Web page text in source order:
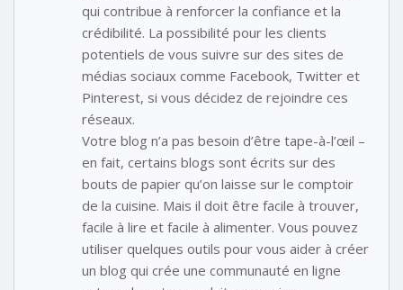
qui contribue à renforcer la confiance et la
crédibilité. La possibilité pour les clients
potentiels de vous suivre sur des sites de
médias sociaux comme Facebook, Twitter et
Pinterest, si vous décidez de rejoindre ces
réseaux.
Votre blog n’a pas besoin d’être tape-à-l’œil –
en fait, certains blogs sont écrits sur des
bouts de papier qu’on laisse sur le comptoir
de la cuisine. Mais il doit être facile à trouver,
facile à lire et facile à alimenter. Vous pouvez
utiliser quelques outils pour vous aider à créer
un blog qui crée une communauté en ligne